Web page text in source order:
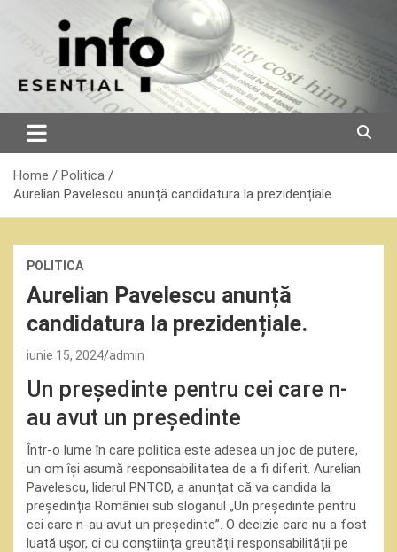
Home
Politica
Aurelian Pavelescu anunță candidatura la prezidențiale.
POLITICA
Aurelian Pavelescu anunță
candidatura la prezidențiale.
iunie 15, 2024 admin
Un președinte pentru cei care n-
au avut un președinte
Într-o lume în care politica este adesea un joc de putere,
un om își asumă responsabilitatea de a fi diferit. Aurelian
Pavelescu, liderul PNTCD, a anunțat că va candida la
președinția României sub sloganul „Un președinte pentru
cei care n-au avut un președinte”. O decizie care nu a fost
luată ușor, ci cu conștiința greutății responsabilității pe